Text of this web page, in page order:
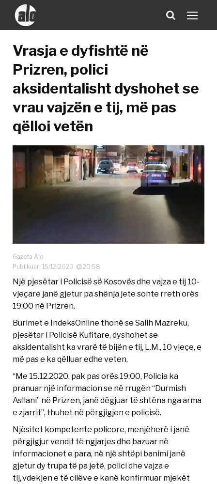
Vrasja e dyfishtë në
Prizren, polici
aksidentalisht dyshohet se
vrau vajzën e tij, më pas
qëlloi vetën
Gazeta Alo
Publikuar: 15/12/2020
20:58
Një pjesëtar i Policisë së Kosovës dhe vajza e tij 10-
vjeçare janë gjetur pa shënja jete sonte rreth orës
19:00 në Prizren.
Burimet e IndeksOnline thonë se Salih Mazreku,
pjesëtar i Policisë Kufitare, dyshohet se
aksidentalisht ka vrarë të bijën e tij, L.M., 10 vjeçe, e
më pas e ka qëlluar edhe veten.
“Me 15.12.2020, pak pas orës 19:00, Policia ka
pranuar një informacion se në rrugën “Durmish
Asllani” në Prizren, janë dëgjuar të shtëna nga arma
e zjarrit”, thuhet në përgjigjen e policisë.
Njësitet kompetente policore, menjëherë i janë
përgjigjur vendit të ngjarjes dhe bazuar në
informacionet e para, në një shtëpi banimi janë
gjetur dy trupa të pa jetë, polici dhe vajza e
tij,.vdekjen e të cilëve e kanë konfirmuar mjekët